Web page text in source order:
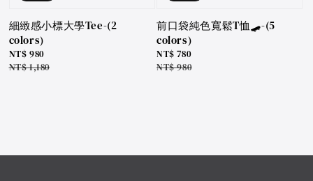
細緻感小標大學Tee-(2
colors)
Sale
price
NT$ 980
Regular
NT$ 1,180
前口袋純色寬鬆T恤🛹-(5
colors)
Sale
price
NT$ 780
Regular
NT$ 980